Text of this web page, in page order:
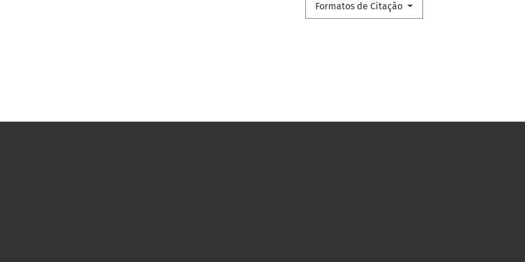
Formatos de Citação